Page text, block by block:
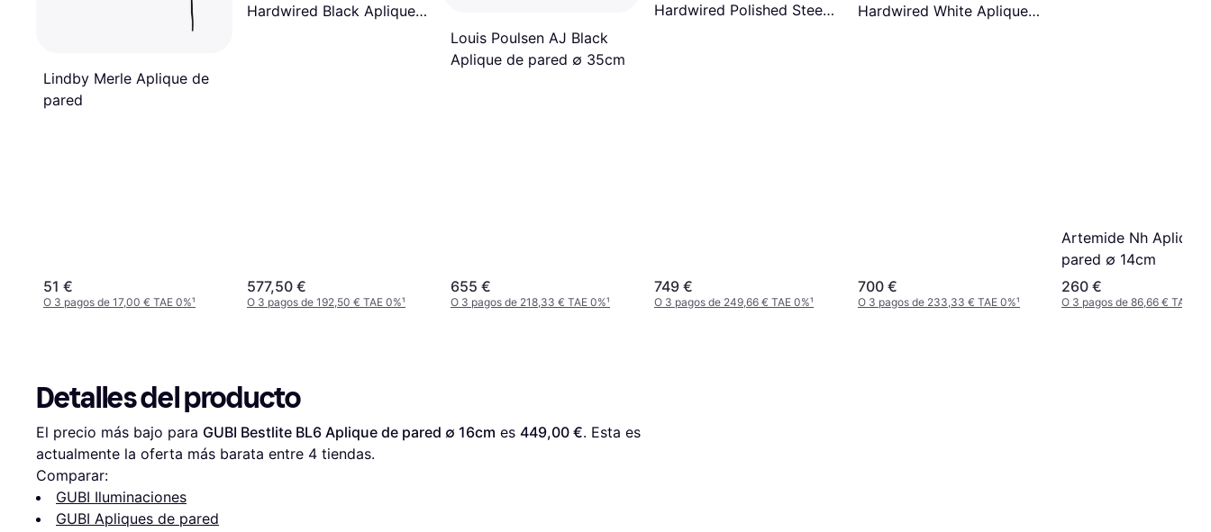
Lindby Merle Aplique de
pared
51 €
O 3 pagos de 17,00 € TAE 0%¹
Hardwired Black Aplique
577,50 €
O 3 pagos de 192,50 € TAE 0%¹
Louis Poulsen AJ Black
Aplique de pared ∅ 35cm
655 €
O 3 pagos de 218,33 € TAE 0%¹
Hardwired Polished Steel
749 €
O 3 pagos de 249,66 € TAE 0%¹
Hardwired White Aplique
700 €
O 3 pagos de 233,33 € TAE 0%¹
Artemide Nh Aplique
pared ∅ 14cm
260 €
O 3 pagos de 86,66 € TAE 0%
Detalles del producto
El precio más bajo para GUBI Bestlite BL6 Aplique de pared ∅ 16cm es 449,00 €. Esta es
actualmente la oferta más barata entre 4 tiendas.
Comparar:
GUBI Iluminaciones
GUBI Apliques de pared